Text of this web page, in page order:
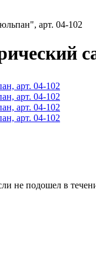
арт. 04-102
не подошел в